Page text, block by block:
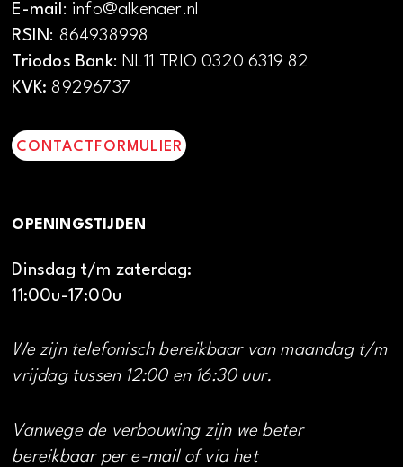
E-mail: info@alkenaer.nl
RSIN: 864938998
Triodos Bank: NL11 TRIO 0320 6319 82
KVK: 89296737
CONTACTFORMULIER
OPENINGSTIJDEN
Dinsdag t/m zaterdag:
11:00u-17:00u
We zijn telefonisch bereikbaar van maandag t/m
vrijdag tussen 12:00 en 16:30 uur.
Vanwege de verbouwing zijn we beter
bereikbaar per e-mail of via het